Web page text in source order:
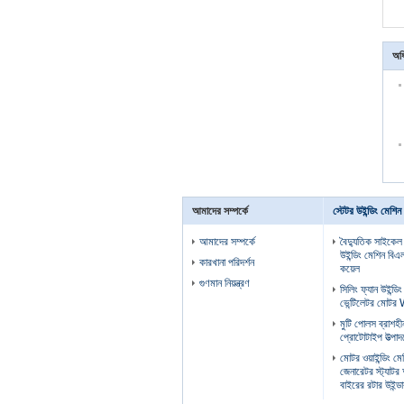
আমাদের সম্পর্কে
আমাদের সম্পর্কে
কারখানা পরিদর্শন
গুণমান নিয়ন্ত্রণ
স্টেটর উইন্ডিং মেশিন
বৈদ্যুতিক
উইন্ডিং মেশিন
কয়েল
সিলিং ফ্যান
ভেন্টিলেটর
মুটি পোলস
প্রোটোটাইপ
মোটর ওয়াইন্ডিং
জেনারেটর
বাইরের রটার